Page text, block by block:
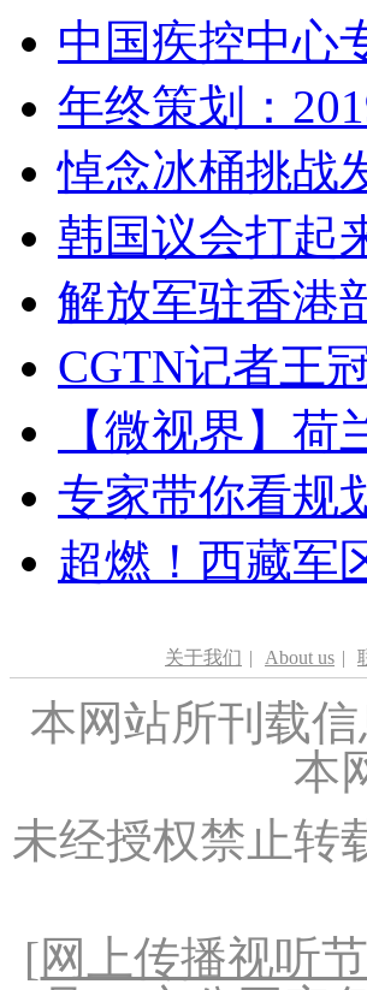
中国疾控中心
年终策划：
悼念冰桶挑战
韩国议会打起
解放军驻香港
CGTN记者王
【微视界】
专家带你看规
超燃！西藏军
关于我们 | About us |
本网站所刊载
本
未经授权禁止转
[网上传播视听